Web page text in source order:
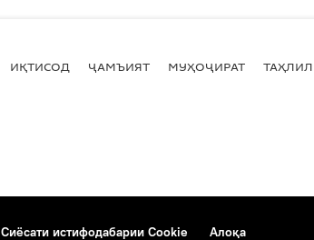
ИҚТИСОД ҶАМЪИЯТ МУҲОҶИРАТ ТАҲЛИЛ
Сиёсати истифодабарии Cookie Алоқа